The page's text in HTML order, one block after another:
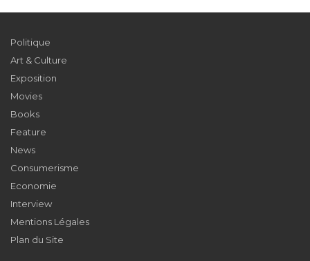
Politique
Art & Culture
Exposition
Movies
Books
Feature
News
Consumerisme
Economie
Interview
Mentions Légales
Plan du Site